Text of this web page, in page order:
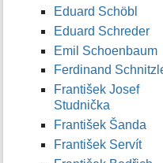
Eduard Schöbl
Eduard Schreder
Emil Schoenbaum
Ferdinand
František Josef
Studnička
František Šanda
František Servít